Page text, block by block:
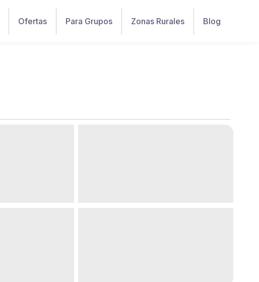
Ofertas Para Grupos Zonas Rurales Blog